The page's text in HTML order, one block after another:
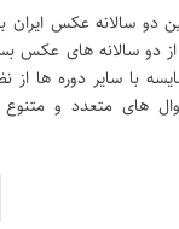
دو سالانه عکس ایران
از دو سالانه های عکس
با سایر دوره ها از
های متعدد و متنوع